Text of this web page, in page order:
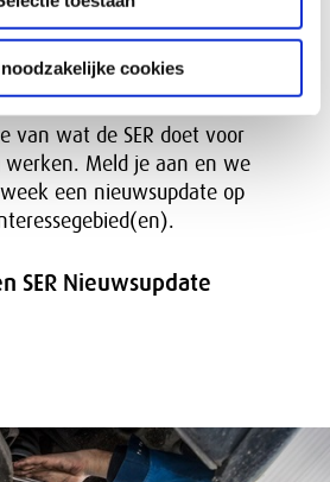
cookies
nieuwsupdate
van wat de SER doet voor
werken. Meld je aan en we
een nieuwsupdate op
SER Nieuwsupdate